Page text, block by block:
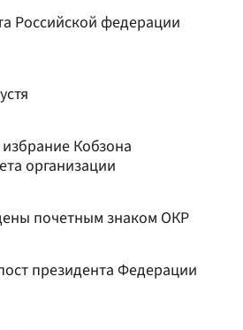
Российской федерации
Кобзона
организации
почетным знаком ОКР
президента Федерации